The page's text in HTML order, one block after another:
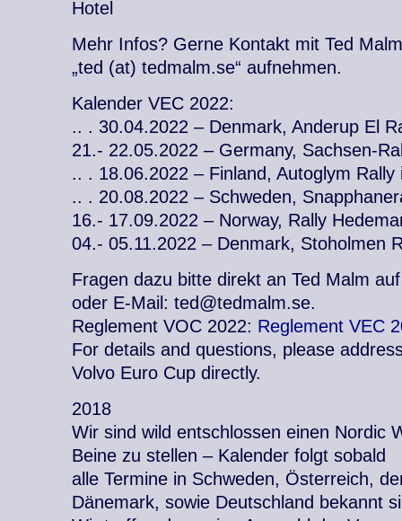
Hotel
Mehr Infos? Gerne Kontakt mit Ted
„ted (at) tedmalm.se“ aufnehmen.
Kalender VEC 2022:
.. . 30.04.2022 – Denmark, Anderup El
21.- 22.05.2022 – Germany, Sachsen-
.. . 18.06.2022 – Finland, Autoglym Rally
.. . 20.08.2022 – Schweden,
16.- 17.09.2022 – Norway, Rally
04.- 05.11.2022 – Denmark, Stoholmen
Fragen dazu bitte direkt an Ted Malm
oder E-Mail: ted@tedmalm.se.
Reglement VOC 2022: Reglement VEC
For details and questions, please
Volvo Euro Cup directly.
2018
Wir sind wild entschlossen einen Nordic
Beine zu stellen – Kalender folgt sobald
alle Termine in Schweden, Österreich,
Dänemark, sowie Deutschland bekannt